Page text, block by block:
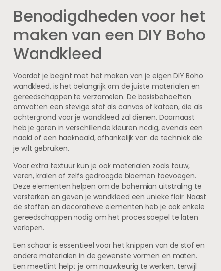
Benodigdheden voor het
maken van een DIY Boho
Wandkleed
Voordat je begint met het maken van je eigen DIY Boho
wandkleed, is het belangrijk om de juiste materialen en
gereedschappen te verzamelen. De basisbehoeften
omvatten een stevige stof als canvas of katoen, die als
achtergrond voor je wandkleed zal dienen. Daarnaast
heb je garen in verschillende kleuren nodig, evenals een
naald of een haaknaald, afhankelijk van de techniek die
je wilt gebruiken.
Voor extra textuur kun je ook materialen zoals touw,
veren, kralen of zelfs gedroogde bloemen toevoegen.
Deze elementen helpen om de bohemian uitstraling te
versterken en geven je wandkleed een unieke flair. Naast
de stoffen en decoratieve elementen heb je ook enkele
gereedschappen nodig om het proces soepel te laten
verlopen.
Een schaar is essentieel voor het knippen van de stof en
andere materialen in de gewenste vormen en maten.
Een meetlint helpt je om nauwkeurig te werken, terwijl